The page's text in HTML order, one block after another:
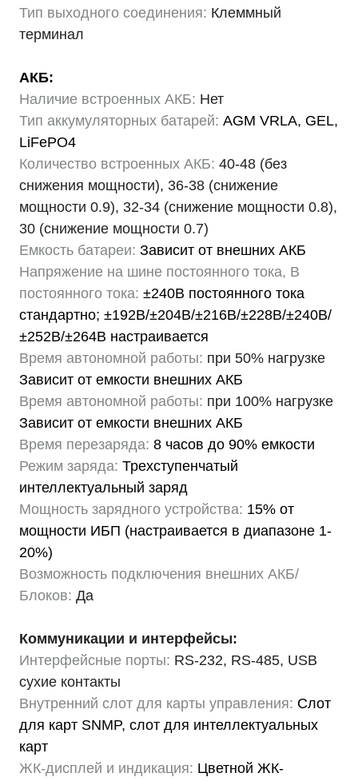
Тип выходного соединения: Клеммный
терминал
АКБ:
Наличие встроенных АКБ: Нет
Тип аккумуляторных батарей: AGM VRLA, GEL,
LiFePO4
Количество встроенных АКБ: 40-48 (без
снижения мощности), 36-38 (снижение
мощности 0.9), 32-34 (снижение мощности 0.8),
30 (снижение мощности 0.7)
Емкость батареи: Зависит от внешних АКБ
Напряжение на шине постоянного тока, В
постоянного тока: ±240В постоянного тока
стандартно; ±192В/±204В/±216В/±228В/±240В/
±252В/±264В настраивается
Время автономной работы: при 50% нагрузке
Зависит от емкости внешних АКБ
Время автономной работы: при 100% нагрузке
Зависит от емкости внешних АКБ
Время перезаряда: 8 часов до 90% емкости
Режим заряда: Трехступенчатый
интеллектуальный заряд
Мощность зарядного устройства: 15% от
мощности ИБП (настраивается в диапазоне 1-
20%)
Возможность подключения внешних АКБ/
Блоков: Да
Коммуникации и интерфейсы:
Интерфейсные порты: RS-232, RS-485, USB
сухие контакты
Внутренний слот для карты управления: Слот
для карт SNMP, слот для интеллектуальных
карт
ЖК-дисплей и индикация: Цветной ЖК-